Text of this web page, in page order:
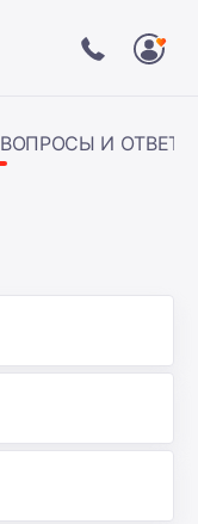
ВОПРОСЫ И ОТВЕТЫ